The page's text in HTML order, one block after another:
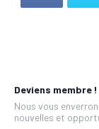
Deviens membre !
Nous vous
nouvelles et